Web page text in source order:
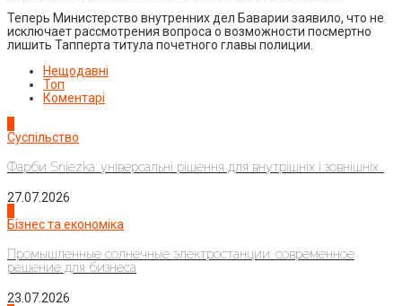
Теперь Министерство внутренних дел Баварии заявило, что не
исключает рассмотрения вопроса о возможности посмертно
лишить Тапперта титула почетного главы полиции.
Нещодавні
Топ
Коментарі
Суспільство
Фарби Sniezka: універсальні рішення для внутрішніх і зовнішніх...
27.07.2026
Бізнес та економіка
Промышленные солнечные электростанции: современное
решение для бизнеса
23.07.2026